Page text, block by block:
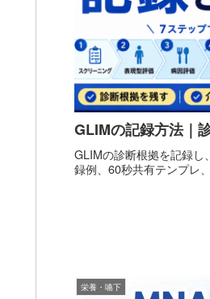
GLIMの記録方法｜
GLIMの診断根拠を記録し
録例、60秒共有テンプレ
栄養・嚥下